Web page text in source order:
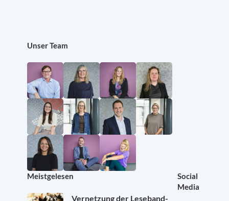
Unser Team
Meistgelesen
Vernetzung der Leseband-
Social
Media